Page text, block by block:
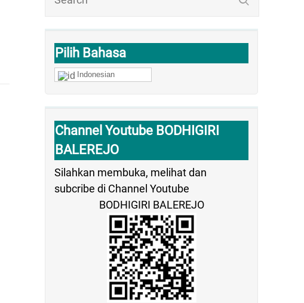
Pilih Bahasa
Indonesian
Channel Youtube BODHIGIRI
BALEREJO
Silahkan membuka, melihat dan
subcribe di Channel Youtube
BODHIGIRI BALEREJO